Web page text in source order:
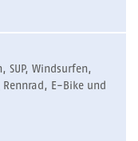
SUP, Windsurfen,
E-Bike und